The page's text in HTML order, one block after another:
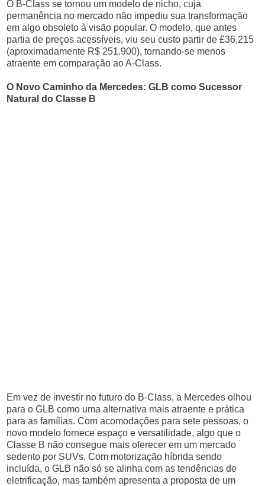
O B-Class se tornou um modelo de nicho, cuja
permanência no mercado não impediu sua transformação
em algo obsoleto à visão popular. O modelo, que antes
partia de preços acessíveis, viu seu custo partir de £36,215
(aproximadamente R$ 251.900), tornando-se menos
atraente em comparação ao A-Class.
O Novo Caminho da Mercedes: GLB como Sucessor
Natural do Classe B
Em vez de investir no futuro do B-Class, a Mercedes olhou
para o GLB como uma alternativa mais atraente e prática
para as famílias. Com acomodações para sete pessoas, o
novo modelo fornece espaço e versatilidade, algo que o
Classe B não consegue mais oferecer em um mercado
sedento por SUVs. Com motorização híbrida sendo
incluída, o GLB não só se alinha com as tendências de
eletrificação, mas também apresenta a proposta de um